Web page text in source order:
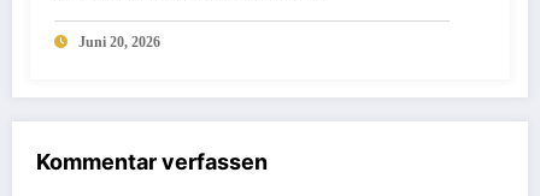
Juni 20, 2026
Kommentar verfassen